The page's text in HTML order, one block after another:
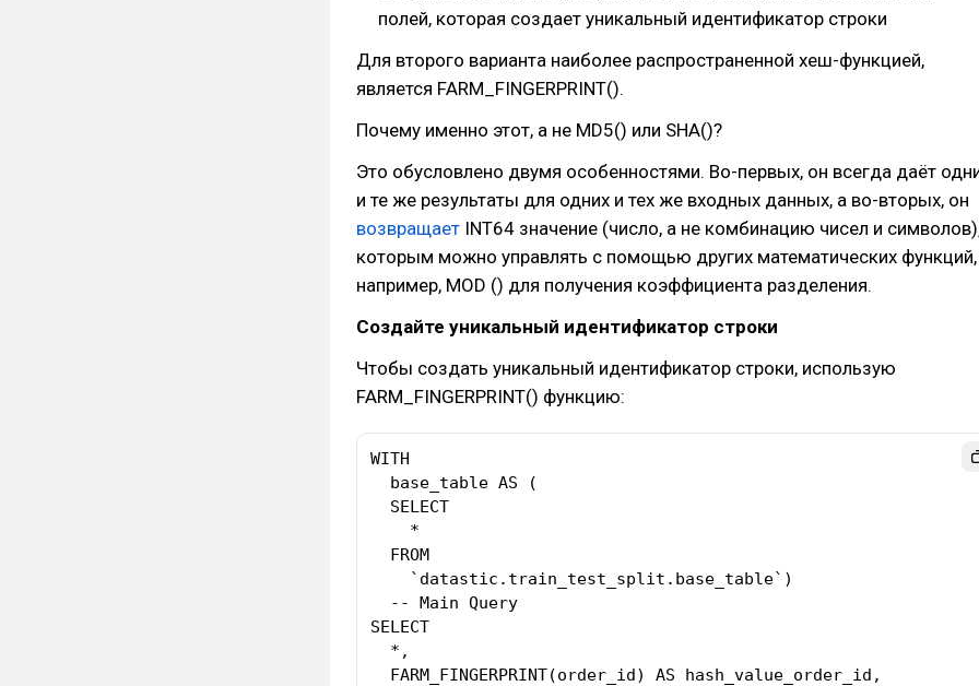
полей, которая создает уникальный идентификатор строки
Для второго варианта наиболее распространенной хеш-функцией,
является FARM_FINGERPRINT().
Почему именно этот, а не MD5() или SHA()?
Это обусловлено двумя особенностями. Во-первых, он всегда даёт
и те же результаты для одних и тех же входных данных, а во-вторых, он
возвращает INT64 значение (число, а не комбинацию чисел и
которым можно управлять с помощью других математических функций,
например, MOD () для получения коэффициента разделения.
Создайте уникальный идентификатор строки
Чтобы создать уникальный идентификатор строки, использую
FARM_FINGERPRINT() функцию:
WITH
  base_table AS (
  SELECT
    *
  FROM
    `datastic.train_test_split.base_table`)
  -- Main Query
SELECT
  *,
  FARM_FINGERPRINT(order_id) AS hash_value_order_id,